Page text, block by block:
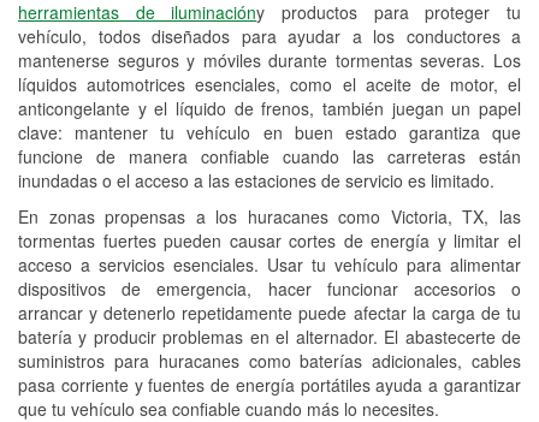
herramientas de iluminacióny productos para proteger tu
vehículo, todos diseñados para ayudar a los conductores a
mantenerse seguros y móviles durante tormentas severas. Los
líquidos automotrices esenciales, como el aceite de motor, el
anticongelante y el líquido de frenos, también juegan un papel
clave: mantener tu vehículo en buen estado garantiza que
funcione de manera confiable cuando las carreteras están
inundadas o el acceso a las estaciones de servicio es limitado.
En zonas propensas a los huracanes como Victoria, TX, las
tormentas fuertes pueden causar cortes de energía y limitar el
acceso a servicios esenciales. Usar tu vehículo para alimentar
dispositivos de emergencia, hacer funcionar accesorios o
arrancar y detenerlo repetidamente puede afectar la carga de tu
batería y producir problemas en el alternador. El abastecerte de
suministros para huracanes como baterías adicionales, cables
pasa corriente y fuentes de energía portátiles ayuda a garantizar
que tu vehículo sea confiable cuando más lo necesites.
Instalación de bombillas de faros
Instalación de limpiaparabrisas
Programa de Préstamo de
Herramientas
Rectificación de tambores y discos de
freno
Mangueras hidráulicas a la medida
Hurricane Supplies
Tornado Supplies
Conoce más